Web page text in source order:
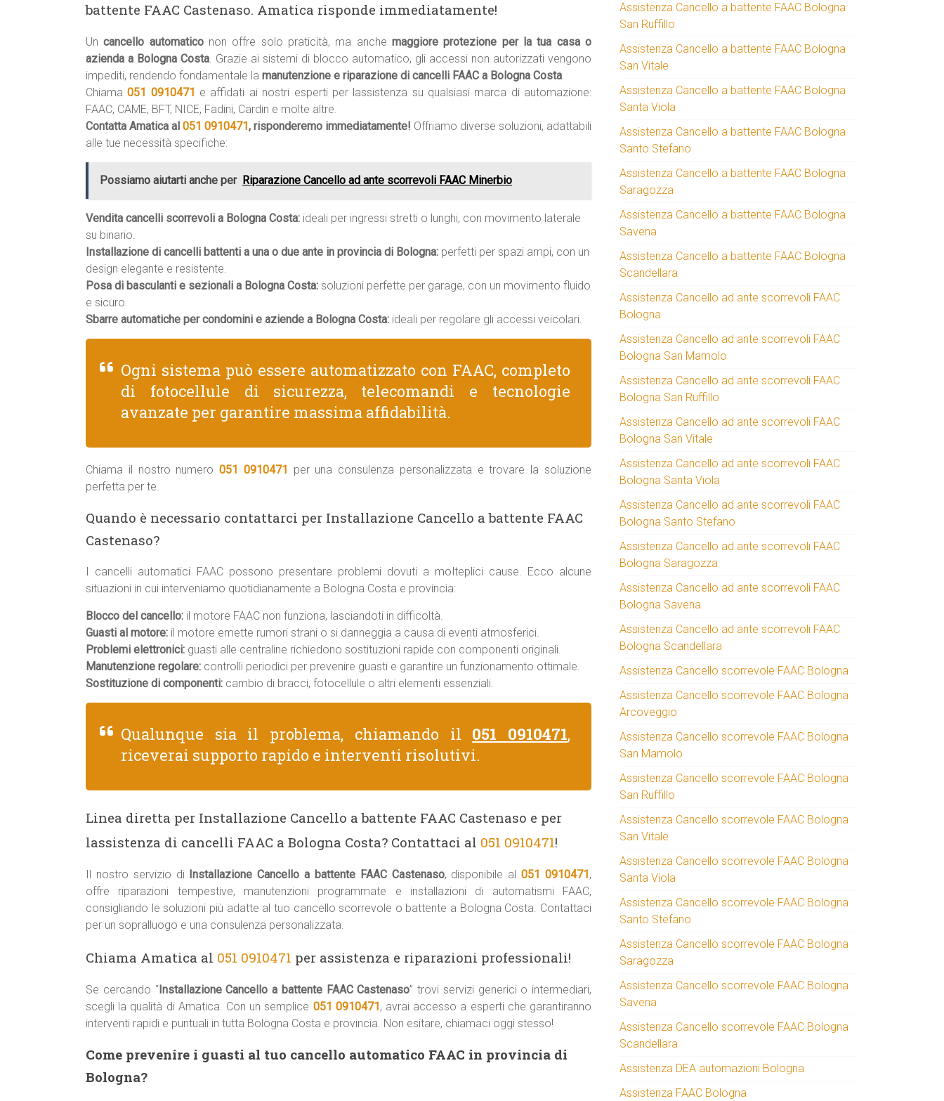
battente FAAC Castenaso. Amatica risponde immediatamente!
Uncancello automaticonon offre solo praticità, ma anchemaggiore protezione per la tua casa o
azienda a Bologna Costa. Grazie ai sistemi di blocco automatico, gli accessi non autorizzati vengono
impediti, rendendo fondamentale la manutenzione e riparazione di cancelli FAAC a Bologna Costa.
Chiama051 0910471 e affidati ai nostri esperti per lassistenza su qualsiasi marca di automazione:
FAAC, CAME, BFT, NICE, Fadini, Cardin e molte altre.
Contatta Amatica al 051 0910471, risponderemo immediatamente! Offriamo diverse soluzioni, adattabili
alle tue necessità specifiche:
Possiamo aiutarti anche per Riparazione Cancello ad ante scorrevoli FAAC Minerbio
Vendita cancelli scorrevoli a Bologna Costa: ideali per ingressi stretti o lunghi, con movimento laterale
su binario.
Installazione di cancelli battenti a una o due ante in provincia di Bologna: perfetti per spazi ampi, con un
design elegante e resistente.
Posa di basculanti e sezionali a Bologna Costa: soluzioni perfette per garage, con un movimento fluido
e sicuro.
Sbarre automatiche per condomini e aziende a Bologna Costa: ideali per regolare gli accessi veicolari.
Ogni sistema può essere automatizzato con FAAC, completo
di fotocellule di sicurezza, telecomandi e tecnologie
avanzate per garantire massima affidabilità.
Chiama il nostro numero051 0910471 per una consulenza personalizzata e trovare la soluzione
perfetta per te.
Quando è necessario contattarci per Installazione Cancello a battente FAAC
Castenaso?
I cancelli automatici FAAC possono presentare problemi dovuti a molteplici cause. Ecco alcune
situazioni in cui interveniamo quotidianamente a Bologna Costa e provincia:
Blocco del cancello: il motore FAAC non funziona, lasciandoti in difficoltà.
Guasti al motore: il motore emette rumori strani o si danneggia a causa di eventi atmosferici.
Problemi elettronici: guasti alle centraline richiedono sostituzioni rapide con componenti originali.
Manutenzione regolare: controlli periodici per prevenire guasti e garantire un funzionamento ottimale.
Sostituzione di componenti: cambio di bracci, fotocellule o altri elementi essenziali.
Qualunque sia il problema, chiamando il 051 0910471,
riceverai supporto rapido e interventi risolutivi.
Linea diretta per Installazione Cancello a battente FAAC Castenaso e per
lassistenza di cancelli FAAC a Bologna Costa? Contattaci al 051 0910471!
Il nostro servizio di Installazione Cancello a battente FAAC Castenaso, disponibile al051 0910471,
offre riparazioni tempestive, manutenzioni programmate e installazioni di automatismi FAAC,
consigliando le soluzioni più adatte al tuo cancello scorrevole o battente a Bologna Costa. Contattaci
per un sopralluogo e una consulenza personalizzata.
Chiama Amatica al 051 0910471 per assistenza e riparazioni professionali!
Se cercando “Installazione Cancello a battente FAAC Castenaso” trovi servizi generici o intermediari,
scegli la qualità di Amatica. Con un semplice 051 0910471, avrai accesso a esperti che garantiranno
interventi rapidi e puntuali in tutta Bologna Costa e provincia. Non esitare, chiamaci oggi stesso!
Come prevenire i guasti al tuo cancello automatico FAAC in provincia di
Bologna?
Assistenza Cancello a battente FAAC Bologna
San Ruffillo
Assistenza Cancello a battente FAAC Bologna
San Vitale
Assistenza Cancello a battente FAAC Bologna
Santa Viola
Assistenza Cancello a battente FAAC Bologna
Santo Stefano
Assistenza Cancello a battente FAAC Bologna
Saragozza
Assistenza Cancello a battente FAAC Bologna
Savena
Assistenza Cancello a battente FAAC Bologna
Scandellara
Assistenza Cancello ad ante scorrevoli FAAC
Bologna
Assistenza Cancello ad ante scorrevoli FAAC
Bologna San Mamolo
Assistenza Cancello ad ante scorrevoli FAAC
Bologna San Ruffillo
Assistenza Cancello ad ante scorrevoli FAAC
Bologna San Vitale
Assistenza Cancello ad ante scorrevoli FAAC
Bologna Santa Viola
Assistenza Cancello ad ante scorrevoli FAAC
Bologna Santo Stefano
Assistenza Cancello ad ante scorrevoli FAAC
Bologna Saragozza
Assistenza Cancello ad ante scorrevoli FAAC
Bologna Savena
Assistenza Cancello ad ante scorrevoli FAAC
Bologna Scandellara
Assistenza Cancello scorrevole FAAC Bologna
Assistenza Cancello scorrevole FAAC Bologna
Arcoveggio
Assistenza Cancello scorrevole FAAC Bologna
San Mamolo
Assistenza Cancello scorrevole FAAC Bologna
San Ruffillo
Assistenza Cancello scorrevole FAAC Bologna
San Vitale
Assistenza Cancello scorrevole FAAC Bologna
Santa Viola
Assistenza Cancello scorrevole FAAC Bologna
Santo Stefano
Assistenza Cancello scorrevole FAAC Bologna
Saragozza
Assistenza Cancello scorrevole FAAC Bologna
Savena
Assistenza Cancello scorrevole FAAC Bologna
Scandellara
Assistenza DEA automazioni Bologna
Assistenza FAAC Bologna